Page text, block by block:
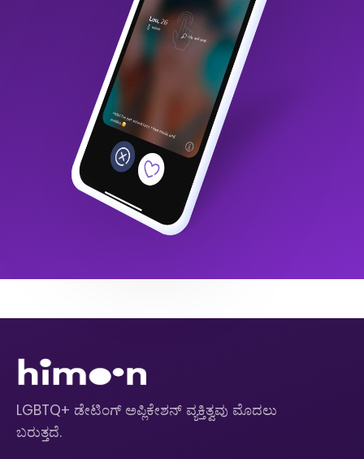
LGBTQ+ ಡೇಟಿಂಗ್ ಅಪ್ಲಿಕೇಶನ್ ವ್ಯಕ್ತಿತ್ವವು ಮೊದಲು
ಬರುತ್ತದೆ.